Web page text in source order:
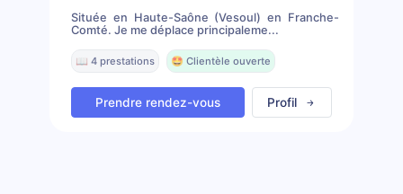
Située en Haute-Saône (Vesoul) en Franche-
Comté. Je me déplace principaleme...
📖 4 prestations 🤩 Clientèle ouverte
Prendre rendez-vous Profil